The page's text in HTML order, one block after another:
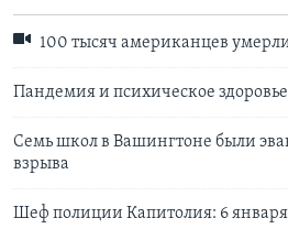
100 тысяч американцев
Пандемия и психическое
Семь школ в Вашингтоне были
взрыва
Шеф полиции Капитолия: 6 января